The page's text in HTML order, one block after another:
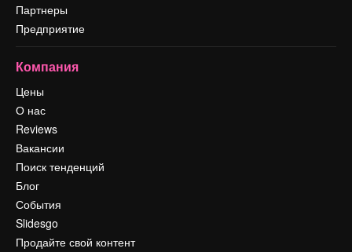
Партнеры
Предприятие
Компания
Цены
О нас
Reviews
Вакансии
Поиск тенденций
Блог
События
Slidesgo
Продайте свой контент